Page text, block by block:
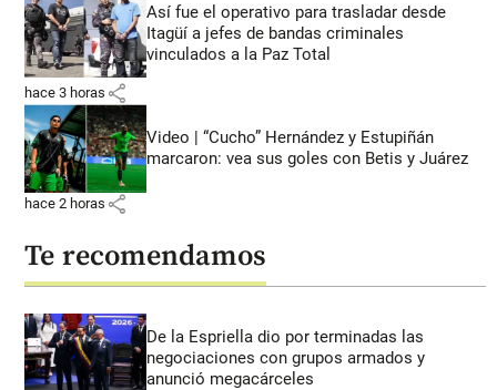
Así fue el operativo para trasladar desde
Itagüí a jefes de bandas criminales
vinculados a la Paz Total
hace 3 horas share
Video | “Cucho” Hernández y Estupiñán
marcaron: vea sus goles con Betis y Juárez
hace 2 horas share
Te recomendamos
De la Espriella dio por terminadas las
negociaciones con grupos armados y
anunció megacárceles